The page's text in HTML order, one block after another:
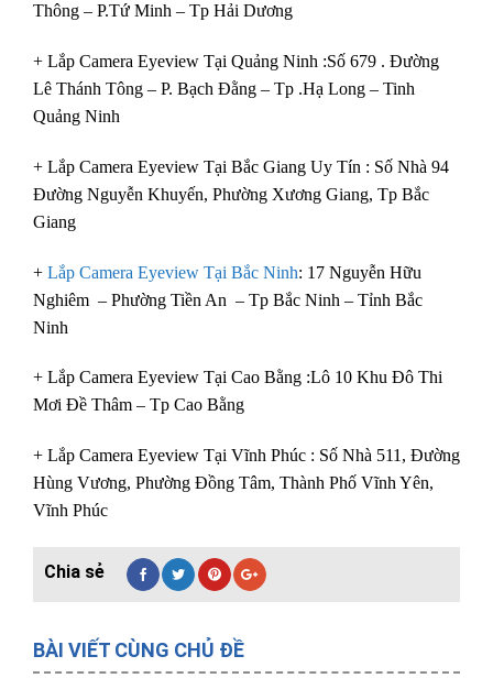
Thông – P.Tứ Minh – Tp Hải Dương
+ Lắp Camera Eyeview Tại Quảng Ninh :Số 679 . Đường
Lê Thánh Tông – P. Bạch Đằng – Tp .Hạ Long – Tinh
Quảng Ninh
+ Lắp Camera Eyeview Tại Bắc Giang Uy Tín : Số Nhà 94
Đường Nguyễn Khuyến, Phường Xương Giang, Tp Bắc
Giang
+ Lắp Camera Eyeview Tại Bắc Ninh: 17 Nguyễn Hữu
Nghiêm – Phường Tiền An – Tp Bắc Ninh – Tỉnh Bắc
Ninh
+ Lắp Camera Eyeview Tại Cao Bằng :Lô 10 Khu Đô Thi
Mơi Đề Thâm – Tp Cao Bằng
+ Lắp Camera Eyeview Tại Vĩnh Phúc : Số Nhà 511, Đường
Hùng Vương, Phường Đồng Tâm, Thành Phố Vĩnh Yên,
Vĩnh Phúc
BÀI VIẾT CÙNG CHỦ ĐỀ